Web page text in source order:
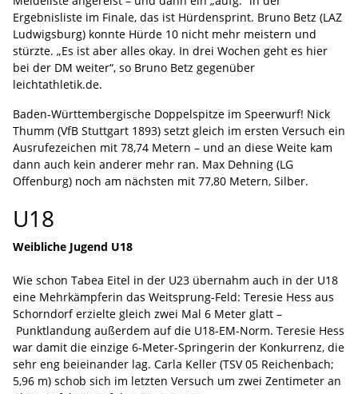
Ergebnisliste im Finale, das ist Hürdensprint. Bruno Betz (LAZ
Ludwigsburg) konnte Hürde 10 nicht mehr meistern und
stürzte. „Es ist aber alles okay. In drei Wochen geht es hier
bei der DM weiter“, so Bruno Betz gegenüber
leichtathletik.de.
Baden-Württembergische Doppelspitze im Speerwurf! Nick
Thumm (VfB Stuttgart 1893) setzt gleich im ersten Versuch ein
Ausrufezeichen mit 78,74 Metern – und an diese Weite kam
dann auch kein anderer mehr ran. Max Dehning (LG
Offenburg) noch am nächsten mit 77,80 Metern, Silber.
U18
Weibliche Jugend U18
Wie schon Tabea Eitel in der U23 übernahm auch in der U18
eine Mehrkämpferin das Weitsprung-Feld: Teresie Hess aus
Schorndorf erzielte gleich zwei Mal 6 Meter glatt –
Punktlandung außerdem auf die U18-EM-Norm. Teresie Hess
war damit die einzige 6-Meter-Springerin der Konkurrenz, die
sehr eng beieinander lag. Carla Keller (TSV 05 Reichenbach;
5,96 m) schob sich im letzten Versuch um zwei Zentimeter an